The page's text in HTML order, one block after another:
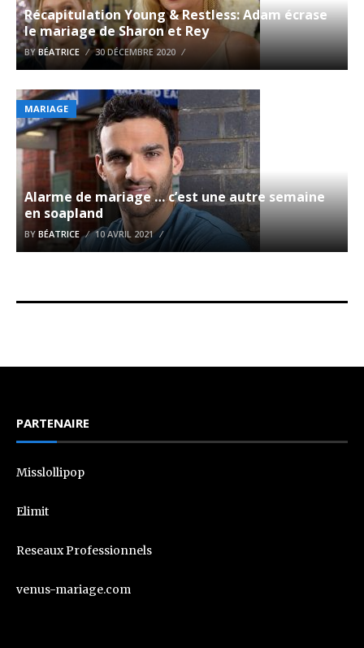
Récapitulation Young & Restless: Adam écrase
le mariage de Sharon et Rey
BYBÉATRICE 30 DÉCEMBRE 2020
MARIAGE
Alarme de mariage … c’est une autre semaine
en soapland
BY BÉATRICE 10 AVRIL 2021
PARTENAIRE
Misslollipop
Elimit
Reseaux Professionnels
venus-mariage.com